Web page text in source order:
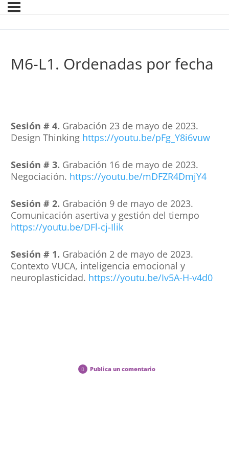
M6-L1. Ordenadas por fecha
Sesión # 4. Grabación 23 de mayo de 2023.
Design Thinking https://youtu.be/pFg_Y8i6vuw
Sesión # 3. Grabación 16 de mayo de 2023.
Negociación. https://youtu.be/mDFZR4DmjY4
Sesión # 2. Grabación 9 de mayo de 2023.
Comunicación asertiva y gestión del tiempo
https://youtu.be/DFl-cj-Ilik
Sesión # 1. Grabación 2 de mayo de 2023.
Contexto VUCA, inteligencia emocional y
neuroplasticidad. https://youtu.be/Iv5A-H-v4d0
Publica un comentario